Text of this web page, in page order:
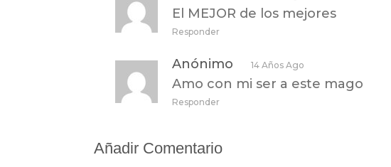
El MEJOR de los mejores
Responder
Anónimo 14 Años Ago
Amo con mi ser a este mago
Responder
Añadir Comentario